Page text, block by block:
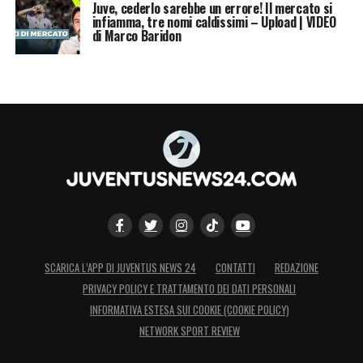
francese dovesse rivelarsi insuperabile, la
Continassa tiene caldo il piano B, che risponde al
nome di
LA PLAYLIST DELLE NOSTRE TOP NEWS
Juve, cederlo sarebbe un errore! Il mercato si
infiamma, tre nomi caldissimi – Upload | VIDEO
di Marco Baridon
SCARICA L’APP DI JUVENTUS NEWS 24 CONTATTI
REDAZIONE
PRIVACY POLICY E TRATTAMENTO DEI DATI PERSONALI
INFORMATIVA ESTESA SUI COOKIE (COOKIE POLICY)
NETWORK SPORT REVIEW